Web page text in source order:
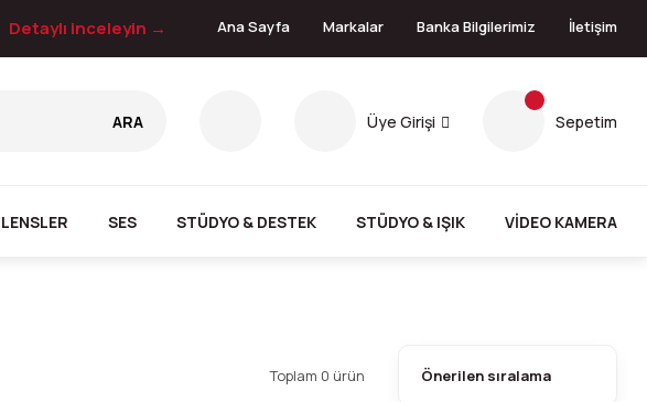
Detaylı inceleyin → Ana Sayfa Markalar Banka Bilgilerimiz İletişim
ARA Üye Girişi Sepetim
LENSLER SES STÜDYO & DESTEK STÜDYO & IŞIK VİDEO KAMERA
Toplam 0 ürün